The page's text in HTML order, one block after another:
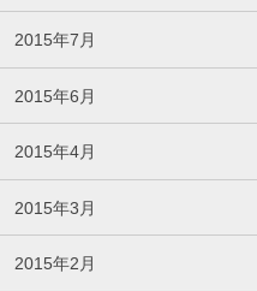
2015年7月
2015年6月
2015年4月
2015年3月
2015年2月